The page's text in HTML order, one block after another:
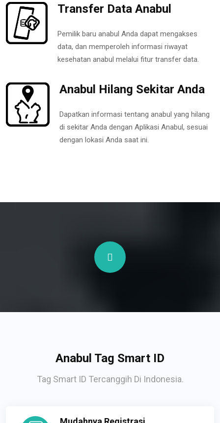
Transfer Data Anabul
Pemilik baru anabul Anda dapat mengakses
data, dan memperoleh informasi riwayat
kesehatan anabul melalui fitur transfer data.
Anabul Hilang Sekitar Anda
Dapatkan informasi tentang anabul yang hilang
di sekitar Anda dengan Aplikasi Anabul, sesuai
dengan lokasi Anda saat ini.
Anabul Tag Smart ID
Tag Smart ID Tercanggih Di Indonesia.